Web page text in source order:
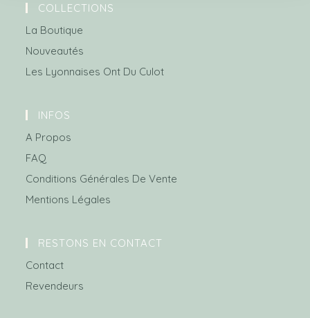
COLLECTIONS
La Boutique
Nouveautés
Les Lyonnaises Ont Du Culot
INFOS
A Propos
FAQ
Conditions Générales De Vente
Mentions Légales
RESTONS EN CONTACT
Contact
Revendeurs